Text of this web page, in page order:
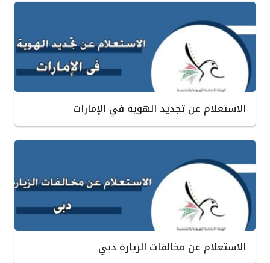
الاستعلام عن تجديد الهوية في الإمارات
الاستعلام عن مخالفات الزيارة دبي